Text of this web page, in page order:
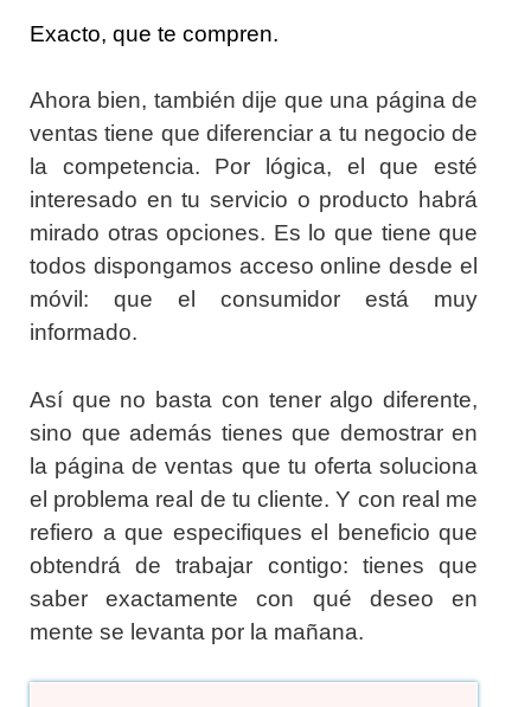
Exacto, que te compren.
Ahora bien, también dije que una página de
ventas tiene que diferenciar a tu negocio de
la competencia. Por lógica, el que esté
interesado en tu servicio o producto habrá
mirado otras opciones. Es lo que tiene que
todos dispongamos acceso online desde el
móvil: que el consumidor está muy
informado.
Así que no basta con tener algo diferente,
sino que además tienes que demostrar en
la página de ventas que tu oferta soluciona
el problema real de tu cliente. Y con real me
refiero a que especifiques el beneficio que
obtendrá de trabajar contigo: tienes que
saber exactamente con qué deseo en
mente se levanta por la mañana.